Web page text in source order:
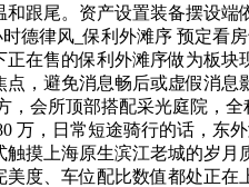
跟尾。资产设置装备摆设
德律风_保利外滩序 预定看
在售的保利外滩序做为板
，避免消息畅后或虚假消
，会所顶部搭配采光庭院，
万，日常短途骑行的话，东
触摸上海原生滨江老城的岁
度、车位配比数值都处正